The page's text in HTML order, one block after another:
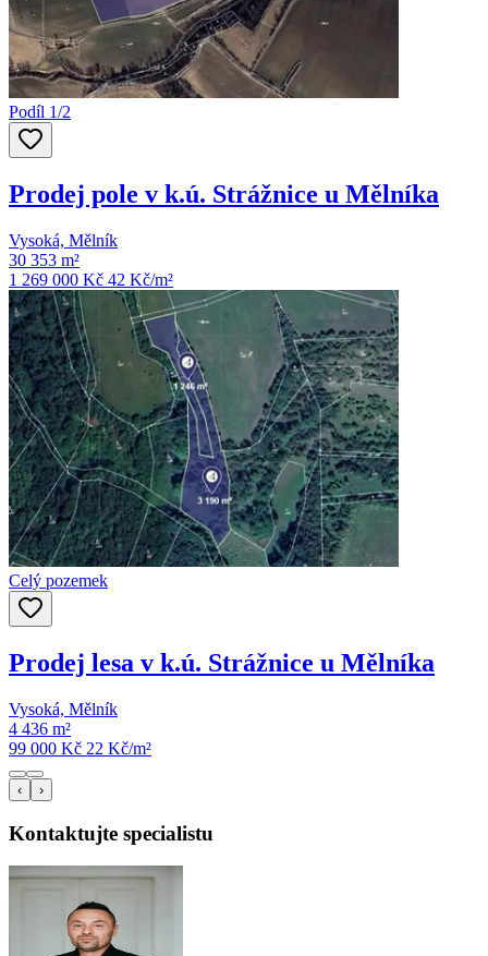
Podíl 1/2
Prodej pole v k.ú. Strážnice u Mělníka
Vysoká, Mělník
30 353 m²
1 269 000 Kč 42 Kč/m²
Celý pozemek
Prodej lesa v k.ú. Strážnice u Mělníka
Vysoká, Mělník
4 436 m²
99 000 Kč 22 Kč/m²
‹ ›
Kontaktujte specialistu